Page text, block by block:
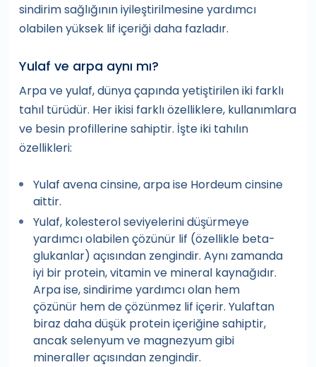
sindirim sağlığının iyileştirilmesine yardımcı
olabilen yüksek lif içeriği daha fazladır.
Yulaf ve arpa aynı mı?
Arpa ve yulaf, dünya çapında yetiştirilen iki farklı
tahıl türüdür. Her ikisi farklı özelliklere, kullanımlara
ve besin profillerine sahiptir. İşte iki tahılın
özellikleri:
Yulaf avena cinsine, arpa ise Hordeum cinsine
aittir.
Yulaf, kolesterol seviyelerini düşürmeye
yardımcı olabilen çözünür lif (özellikle beta-
glukanlar) açısından zengindir. Aynı zamanda
iyi bir protein, vitamin ve mineral kaynağıdır.
Arpa ise, sindirime yardımcı olan hem
çözünür hem de çözünmez lif içerir. Yulaftan
biraz daha düşük protein içeriğine sahiptir,
ancak selenyum ve magnezyum gibi
mineraller açısından zengindir.